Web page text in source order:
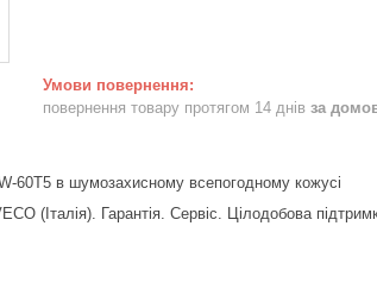
повернення товару протягом 14 днів за
60T5 в шумозахисному всепогодному кожусі
(Італія). Гарантія. Сервіс. Цілодобова